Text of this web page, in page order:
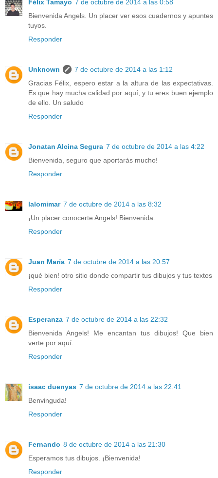
Félix Tamayo 7 de octubre de 2014 a las 0:58
Bienvenida Angels. Un placer ver esos cuadernos y apuntes
tuyos.
Responder
Unknown
7 de octubre de 2014 a las 1:12
Gracias Félix, espero estar a la altura de las expectativas.
Es que hay mucha calidad por aquí, y tu eres buen ejemplo
de ello. Un saludo
Responder
Jonatan Alcina Segura 7 de octubre de 2014 a las 4:22
Bienvenida, seguro que aportarás mucho!
Responder
lalomimar 7 de octubre de 2014 a las 8:32
¡Un placer conocerte Angels! Bienvenida.
Responder
Juan María 7 de octubre de 2014 a las 20:57
¡qué bien! otro sitio donde compartir tus dibujos y tus textos
Responder
Esperanza 7 de octubre de 2014 a las 22:32
Bienvenida Angels! Me encantan tus dibujos! Que bien
verte por aquí.
Responder
isaac duenyas 7 de octubre de 2014 a las 22:41
Benvinguda!
Responder
Fernando 8 de octubre de 2014 a las 21:30
Esperamos tus dibujos. ¡Bienvenida!
Responder